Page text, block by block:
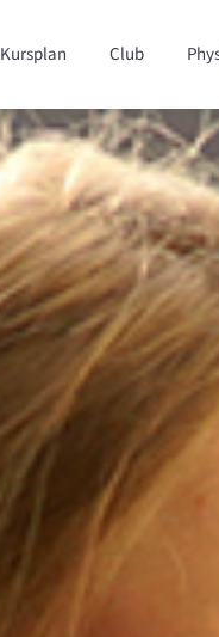
Kursplan Club